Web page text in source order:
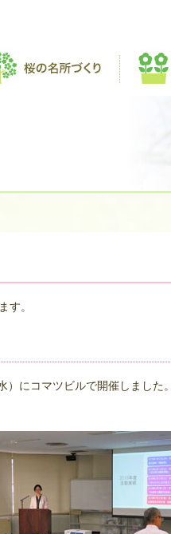
す。
にコマツビルで開催しました。